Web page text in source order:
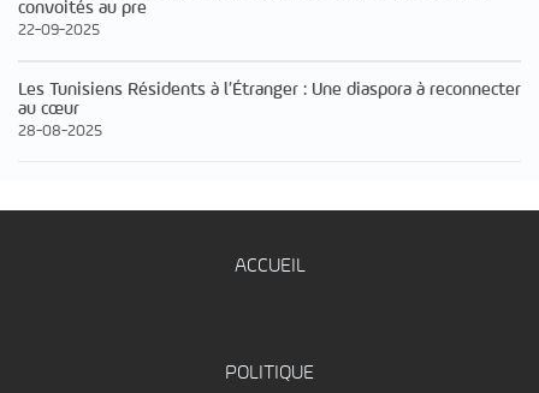
convoités au pre
22-09-2025
Les Tunisiens Résidents à l’Étranger : Une diaspora à reconnecter
au cœur
28-08-2025
ACCUEIL
POLITIQUE